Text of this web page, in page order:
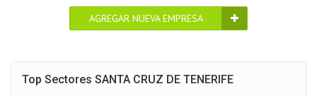
AGREGAR NUEVA EMPRESA
Top Sectores SANTA CRUZ DE TENERIFE